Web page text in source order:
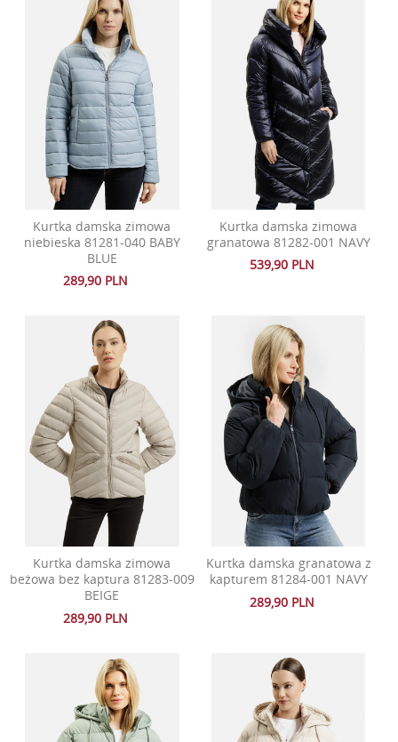
Kurtka damska zimowa
niebieska 81281-040 BABY
BLUE
289,90 PLN
Kurtka damska zimowa
granatowa 81282-001 NAVY
539,90 PLN
Kurtka damska zimowa
beżowa bez kaptura 81283-009
BEIGE
289,90 PLN
Kurtka damska granatowa z
kapturem 81284-001 NAVY
289,90 PLN